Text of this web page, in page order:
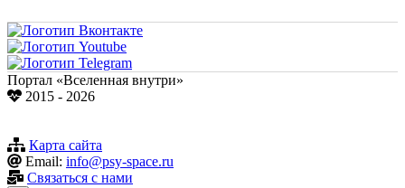
Портал «Вселенная внутри»
2015 - 2026
Карта сайта
Email: info@psy-space.ru
Связаться с нами